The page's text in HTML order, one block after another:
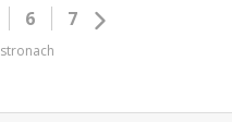
6 7